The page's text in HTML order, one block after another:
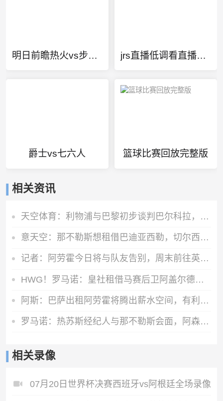
明日前瞻热火vs步行者 jrs直播低调看直播免费
爵士vs七六人 篮球比赛回放完整版
相关资讯
天空体育：利物浦与巴黎初步谈判巴尔科拉，但估值存在巨大差距
意天空：那不勒斯想租借巴迪亚西勒，切尔西希望有条件强制买断
记者：阿劳霍今日将与队友告别，周末前往英格兰租借加盟利物浦
HWG！罗马诺：皇社租借马赛后卫阿盖尔德达协议，买断费1100万欧
阿斯：巴萨出租阿劳霍将腾出薪水空间，有利于接下来引进罗德里
罗马诺：热苏斯经纪人与那不勒斯会面，阿森纳仅考虑永久出售
相关录像
07月20日世界杯决赛西班牙vs阿根廷全场录像